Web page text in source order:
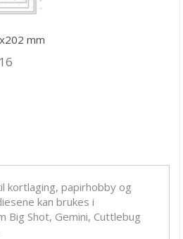
mm
kortlaging, papirhobby og
kan brukes i
Big Shot, Gemini, Cuttlebug